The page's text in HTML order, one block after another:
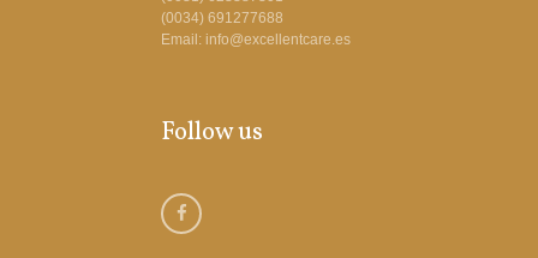
(0034) 691277688
Email: info@excellentcare.es
Follow us